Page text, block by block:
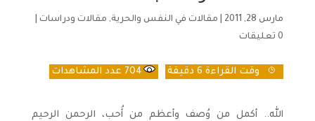
مارس 28, 2011 مقالات في النفس والحرية, مقالات ودراسات|
0 تعليقات
وقت القراءة6 دقيقة 704 عدد المشاهدات
الله.. أكمل من وُصف وأعظم من أُحب، الرحمن الرحيم